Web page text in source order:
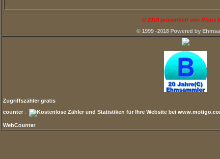
© 2018 präsentiert von Klaus
© 1999 -2018 Powered by
Zugriffszähler gratis
counter
WebCounter